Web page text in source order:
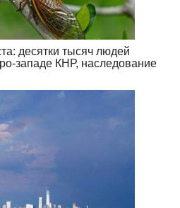
десятки тысяч людей
западе КНР, наследование